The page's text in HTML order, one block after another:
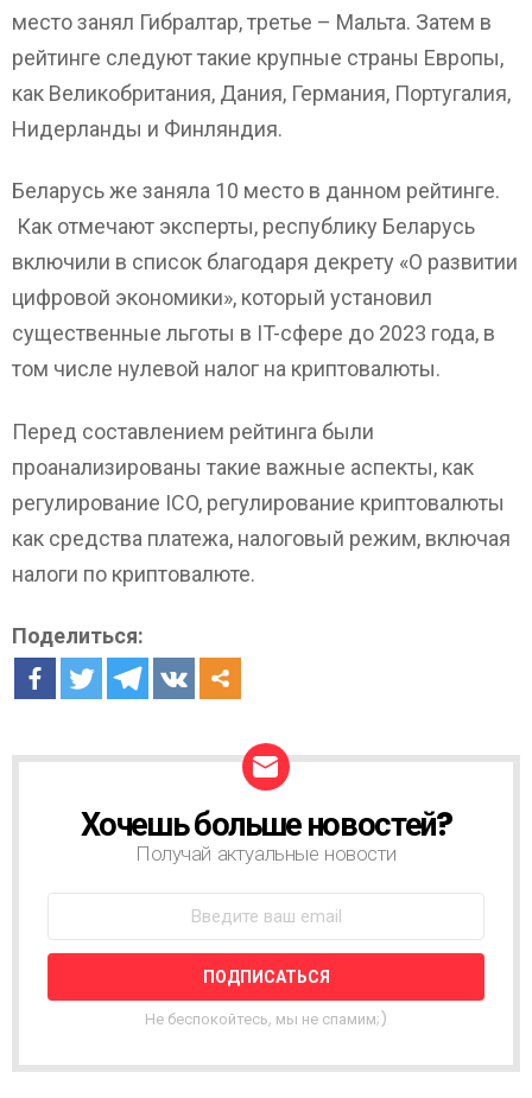
место занял Гибралтар, третье – Мальта. Затем в
рейтинге следуют такие крупные страны Европы,
как Великобритания, Дания, Германия, Португалия,
Нидерланды и Финляндия.
Беларусь же заняла 10 место в данном рейтинге.
Как отмечают эксперты, республику Беларусь
включили в список благодаря декрету «О развитии
цифровой экономики», который установил
существенные льготы в IT-сфере до 2023 года, в
том числе нулевой налог на криптовалюты.
Перед составлением рейтинга были
проанализированы такие важные аспекты, как
регулирование ICO, регулирование криптовалюты
как средства платежа, налоговый режим, включая
налоги по криптовалюте.
Поделиться:
О
Т
Н
Я
А
С
Хочешь больше новостей?
Получай актуальные новости
Не беспокойтесь, мы не спамим;)